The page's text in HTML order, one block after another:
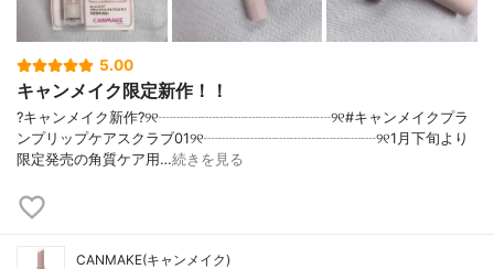
5.00
キャンメイク限定新作！！
?キャンメイク新作?୨୧┈┈┈┈┈┈┈┈┈┈┈┈୨୧#キャンメイクプラ
ンプリップケアスクラブ01୨୧┈┈┈┈┈┈┈┈┈┈┈┈୨୧1月下旬より
限定発売の角質ケア用…続きを見る
CANMAKE(キャンメイク)